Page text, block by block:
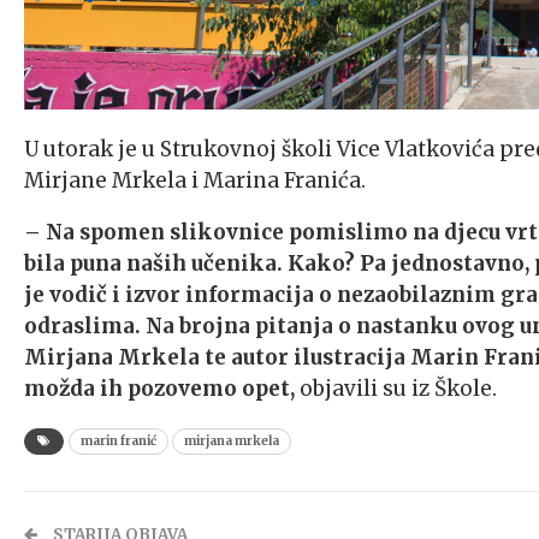
U utorak je u Strukovnoj školi Vice Vlatkovića
Mirjane Mrkela i Marina Franića.
– Na spomen slikovnice pomislimo na djecu
bila puna naših učenika. Kako? Pa
je vodič i izvor informacija o nezaobilaznim
odraslima. Na brojna pitanja o nastanku ovog
Mirjana Mrkela te autor ilustracija Marin
možda ih pozovemo opet, objavili su iz Škole.
marin franić mirjana mrkela
STARIJA OBJAVA